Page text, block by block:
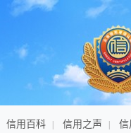
信用百科 信用之声
信